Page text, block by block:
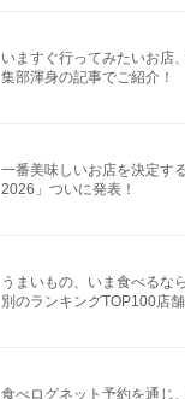
いますぐ行ってみたいお店
集部渾身の記事でご紹介！
一番美味しいお店を決定す
2026」ついに発表！
うまいもの、いま食べるな
別のランキングTOP100店舗
食べログネット予約を通じ